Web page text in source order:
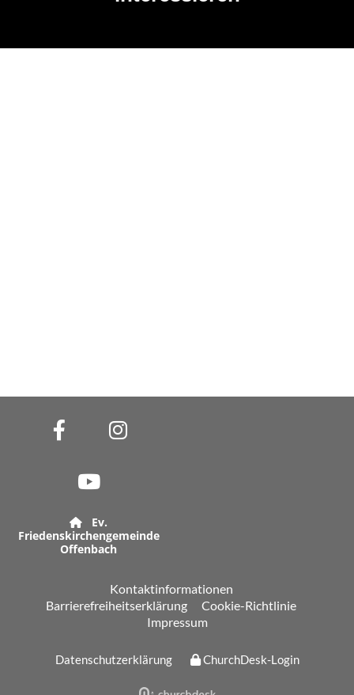

Ev.
Friedenskirchengemeinde
Offenbach
Kontaktinformationen
Barrierefreiheitserklärung
Cookie-Richtlinie
Impressum
Datenschutzerklärung ChurchDesk-Login